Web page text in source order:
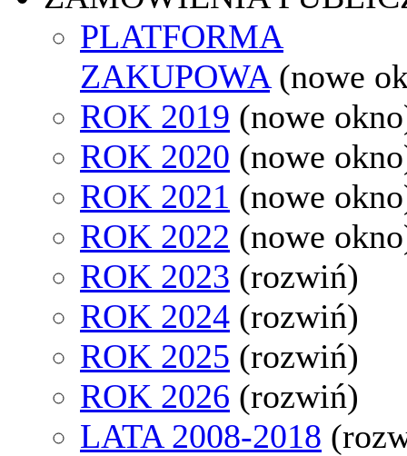
PLATFORMA
ZAKUPOWA (nowe
ROK 2019 (nowe
ROK 2020 (nowe
ROK 2021 (nowe
ROK 2022 (nowe
ROK 2023 (rozwiń)
ROK 2024 (rozwiń)
ROK 2025 (rozwiń)
ROK 2026 (rozwiń)
LATA 2008-2018